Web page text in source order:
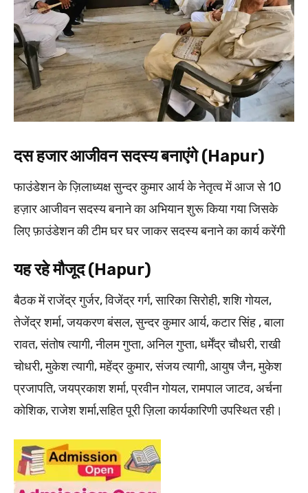
दस हजार आजीवन सदस्य बनाएंगे (Hapur)
फाउंडेशन के ज़िलाध्यक्ष सुन्दर कुमार आर्य के नेतृत्व में आज से 10
हज़ार आजीवन सदस्य बनाने का अभियान शुरू किया गया जिसके
लिए फ़ाउंडेशन की टीम घर घर जाकर सदस्य बनाने का कार्य करेंगी
यह रहे मौजूद (Hapur)
बैठक में राजेंद्र गुर्जर, विजेंद्र गर्ग, सारिका सिरोही, शशि गोयल,
तेजेंद्र शर्मा, जयकरण बंसल, सुन्दर कुमार आर्य, कटार सिंह , बाला
रावत, संतोष त्यागी, नीलम गुप्ता, अनिल गुप्ता, धर्मेंद्र चौधरी, राखी
चोधरी, मुकेश त्यागी, महेंद्र कुमार, संजय त्यागी, आयुष जैन, मुकेश
प्रजापति, जयप्रकाश शर्मा, प्रवीन गोयल, रामपाल जाटव, अर्चना
कोशिक, राजेश शर्मा,सहित पूरी ज़िला कार्यकारिणी उपस्थित रही।